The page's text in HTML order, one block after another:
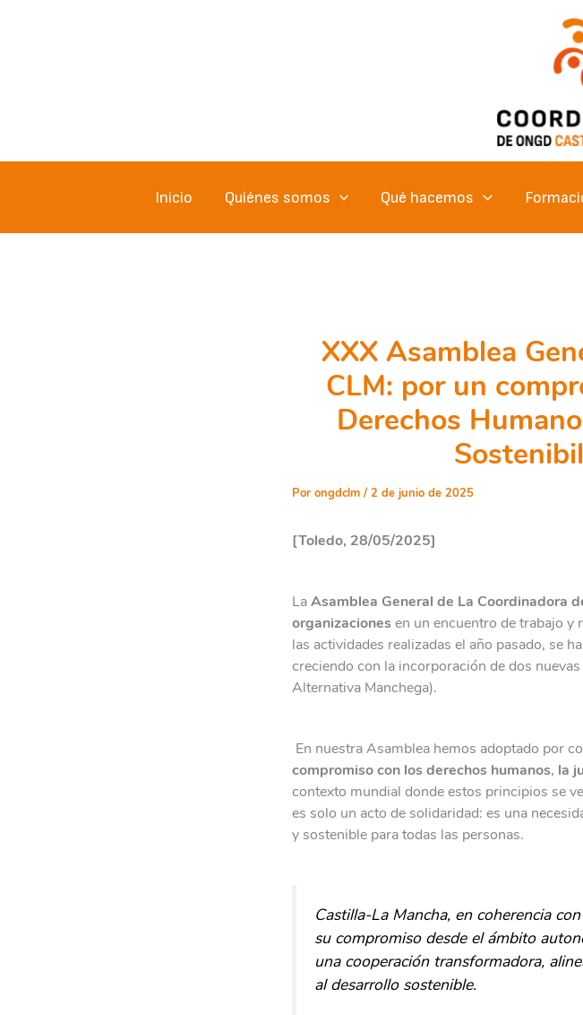
Inicio Quiénes somos Qué hacemos
XXX Asamblea
CLM: por un
Derechos
Por ongdclm /2 de junio de 2025
[Toledo, 28/05/2025]
LaAsamblea General de La Coordinadora
organizaciones en un encuentro de trabajo y
las actividades realizadas el año pasado, se
creciendo con la incorporación de dos
Alternativa Manchega).
En nuestra Asamblea hemos adoptado por
compromiso con los derechos humanos, la
contexto mundial donde estos principios se
es solo un acto de solidaridad: es una
y sostenible para todas las personas.
Castilla-La Mancha, en coherencia
su compromiso desde el ámbito
una cooperación transformadora,
al desarrollo sostenible.